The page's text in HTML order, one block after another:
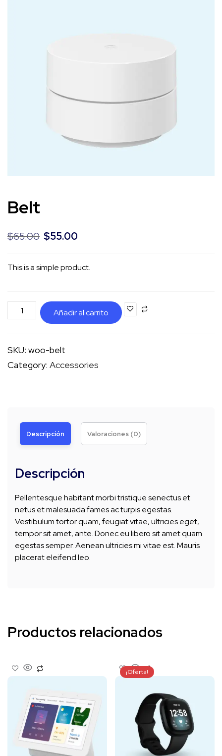
Belt
$65.00 $55.00
This is a simple product.
Añadir al carrito
SKU: woo-belt
Category: Accessories
Descripción Valoraciones (0)
Descripción
Pellentesque habitant morbi tristique senectus et
netus et malesuada fames ac turpis egestas.
Vestibulum tortor quam, feugiat vitae, ultricies eget,
tempor sit amet, ante. Donec eu libero sit amet quam
egestas semper. Aenean ultricies mi vitae est. Mauris
placerat eleifend leo.
Productos relacionados
¡Oferta!